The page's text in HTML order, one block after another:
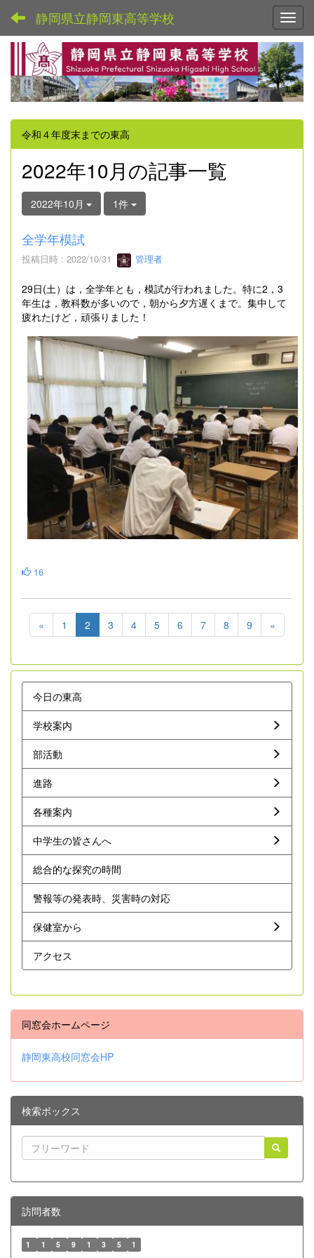
静岡県立静岡東高等学校
令和４年度末までの東高
2022年10月の記事一覧
2022年10月 1件
全学年模試
投稿日時 : 2022/10/31 管理者
29日(土）は，全学年とも，模試が行われました。特に2，3
年生は，教科数が多いので，朝から夕方遅くまで。集中して
疲れたけど，頑張りました！
16
« 1 2 3 4 5 6 7 8 9 »
今日の東高
学校案内
部活動
進路
各種案内
中学生の皆さんへ
総合的な探究の時間
警報等の発表時、災害時の対応
保健室から
アクセス
同窓会ホームページ
静岡東高校同窓会HP
検索ボックス
訪問者数
1 1 5 9 1 3 5 1